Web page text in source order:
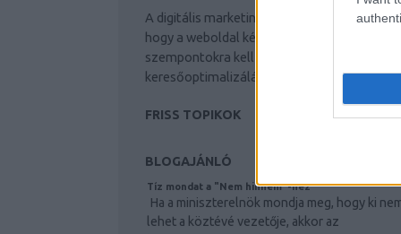
készítmények a fiatalos
Látogassa meg a
A digitális marketing trendjei
hogy a weboldal készítés során milyen
szempontokra kell figyelni: keresőmarketing,
keresőoptimalizálás, online marketing.
FRISS TOPIKOK
BLOGAJÁNLÓ
Tíz mondat a "Nem hinném"-hez
Ha a miniszterelnök mondja meg, hogy ki
lehet a köztévé vezetője, akkor az